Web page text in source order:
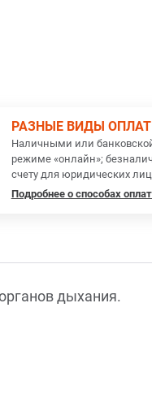
РАЗНЫЕ ВИДЫ
Наличными или
режиме «онлайн»;
счету для юридических лиц
Подробнее о способах
дыхания.